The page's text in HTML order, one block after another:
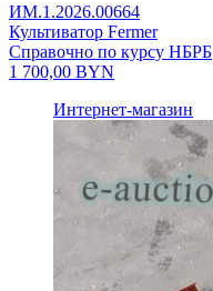
ИМ.1.2026.00664
Культиватор Fermer
Справочно по курсу НБРБ
1 700,00 BYN
Интернет-магазин